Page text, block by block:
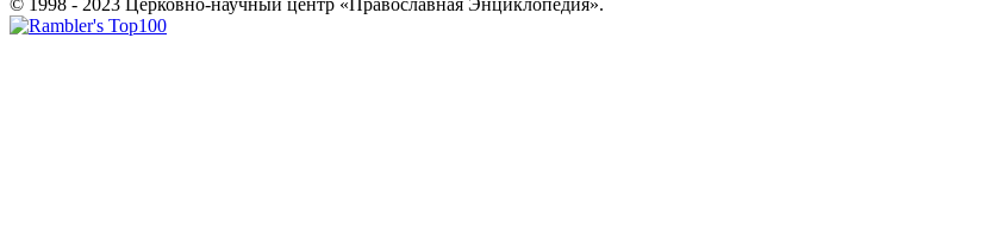
© 1998 - 2023 Церковно-научный центр «Православная Энциклопедия».